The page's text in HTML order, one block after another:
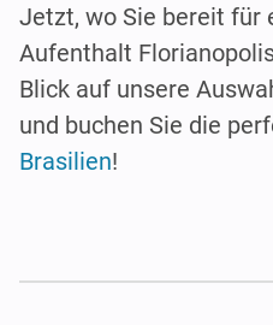
Jetzt, wo Sie bereit für
Aufenthalt
Blick auf unsere
und buchen Sie die
Brasilien!